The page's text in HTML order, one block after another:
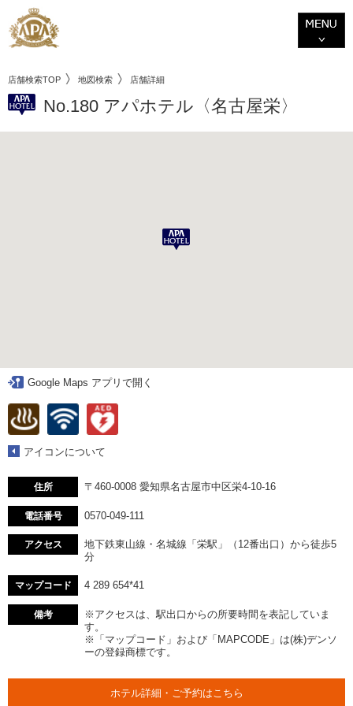
店舗検索TOP 地図検索 店舗詳細
No.180 アパホテル〈名古屋栄〉
Google Maps アプリで開く
アイコンについて
住所 〒460-0008 愛知県名古屋市中区栄4-10-16
電話番号 0570-049-111
アクセス
地下鉄東山線・名城線「栄駅」（12番出口）から徒歩5
分
マップコード 4 289 654*41
備考
※アクセスは、駅出口からの所要時間を表記していま
す。
※「マップコード」および「MAPCODE」は(株)デンソ
ーの登録商標です。
ホテル詳細・ご予約はこちら